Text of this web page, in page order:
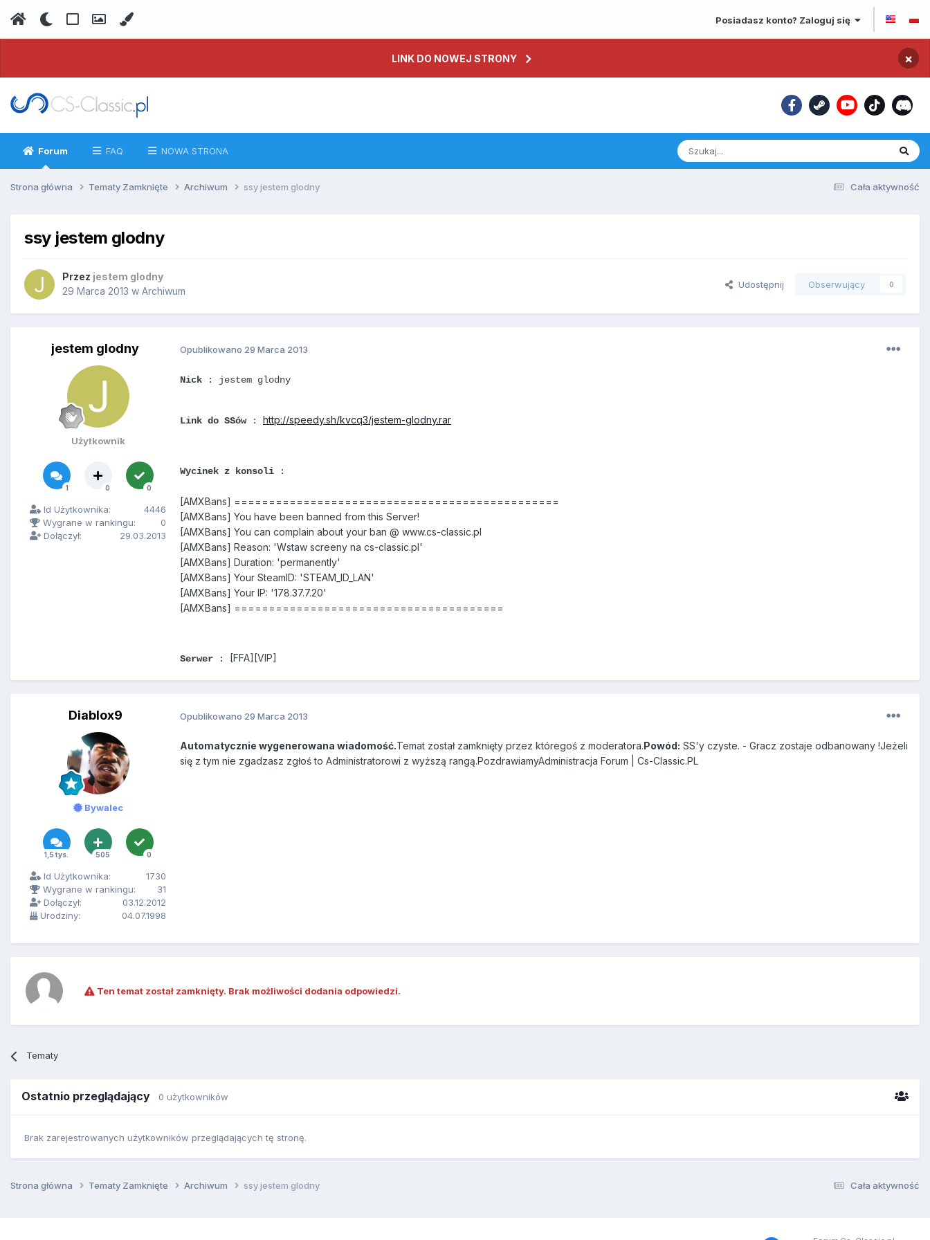
Posiadasz konto? Zaloguj się
LINK DO NOWEJ STRONY ×
Forum FAQ NOWA STRONA
Cała aktywność
Strona główna Tematy Zamknięte Archiwum ssy jestem glodny
ssy jestem glodny
Przez jestem glodny
29 Marca 2013 w Archiwum
Udostępnij Obserwujący 0
jestem glodny
Użytkownik
1 0 0
Id Użytkownika:
4446
Wygrane w rankingu:
0
Dołączył:
29.03.2013
Opublikowano 29 Marca 2013
Nick : jestem glodny
Link do SSów: http://speedy.sh/kvcq3/jestem-glodny.rar
Wycinek z konsoli :
[AMXBans] ===============================================
[AMXBans] You have been banned from this Server!
[AMXBans] You can complain about your ban @ www.cs-classic.pl
[AMXBans] Reason: 'Wstaw screeny na cs-classic.pl'
[AMXBans] Duration: 'permanently'
[AMXBans] Your SteamID: 'STEAM_ID_LAN'
[AMXBans] Your IP: '178.37.7.20'
[AMXBans] =======================================
Serwer : [FFA][VIP]
Diablox9
Bywalec
1,5 tys. 505 0
Id Użytkownika:
1730
Wygrane w rankingu:
31
Dołączył:
03.12.2012
Urodziny:
04.07.1998
Opublikowano 29 Marca 2013
Automatycznie wygenerowana wiadomość.Temat został zamknięty przez któregoś z moderatora.Powód: SS'y czyste. - Gracz zostaje odbanowany !Jeżeli
się z tym nie zgadzasz zgłoś to Administratorowi z wyższą rangą.PozdrawiamyAdministracja Forum | Cs-Classic.PL
Ten temat został zamknięty. Brak możliwości dodania odpowiedzi.
Tematy
Ostatnio przeglądający 0 użytkowników
Brak zarejestrowanych użytkowników przeglądających tę stronę.
Cała aktywność
Strona główna Tematy Zamknięte Archiwum ssy jestem glodny